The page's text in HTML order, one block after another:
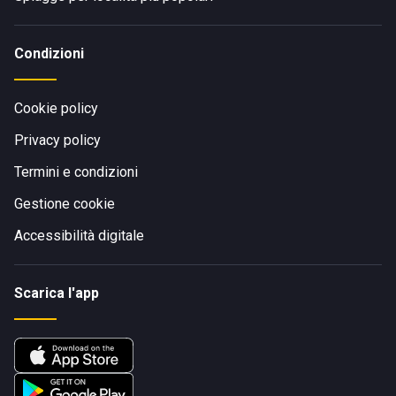
Condizioni
Cookie policy
Privacy policy
Termini e condizioni
Gestione cookie
Accessibilità digitale
Scarica l'app